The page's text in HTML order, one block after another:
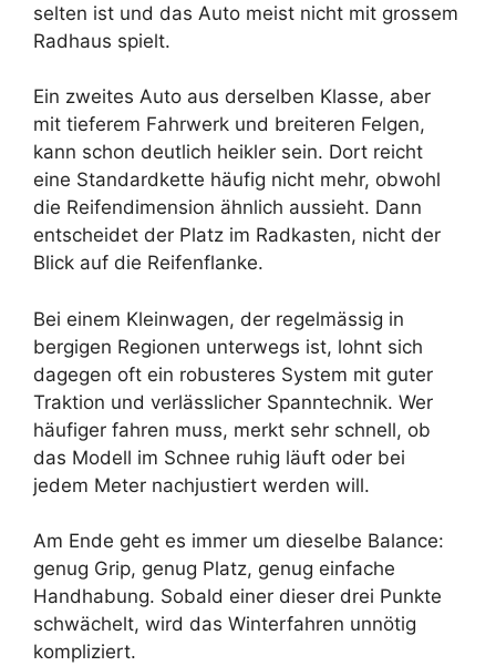
selten ist und das Auto meist nicht mit grossem
Radhaus spielt.
Ein zweites Auto aus derselben Klasse, aber
mit tieferem Fahrwerk und breiteren Felgen,
kann schon deutlich heikler sein. Dort reicht
eine Standardkette häufig nicht mehr, obwohl
die Reifendimension ähnlich aussieht. Dann
entscheidet der Platz im Radkasten, nicht der
Blick auf die Reifenflanke.
Bei einem Kleinwagen, der regelmässig in
bergigen Regionen unterwegs ist, lohnt sich
dagegen oft ein robusteres System mit guter
Traktion und verlässlicher Spanntechnik. Wer
häufiger fahren muss, merkt sehr schnell, ob
das Modell im Schnee ruhig läuft oder bei
jedem Meter nachjustiert werden will.
Am Ende geht es immer um dieselbe Balance:
genug Grip, genug Platz, genug einfache
Handhabung. Sobald einer dieser drei Punkte
schwächelt, wird das Winterfahren unnötig
kompliziert.